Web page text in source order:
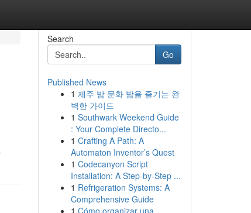
Search
Go
Published News
1 제주 밤 문화 밤을 즐기는 완
벽한 가이드
1 Southwark Weekend Guide
: Your Complete Directo...
1 Crafting A Path: A
Automaton Inventor’s Quest
1 Codecanyon Script
Installation: A Step-by-Step ...
1 Refrigeration Systems: A
Comprehensive Guide
1 Cómo organizar una